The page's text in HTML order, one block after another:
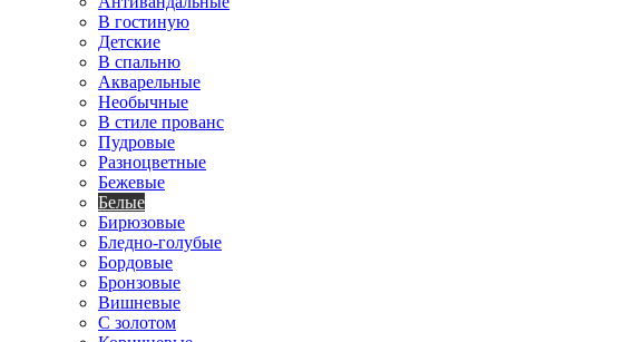
В гостиную
Детские
В спальню
Акварельные
Необычные
В стиле прованс
Пудровые
Разноцветные
Бежевые
Белые
Бирюзовые
Бледно-голубые
Бордовые
Бронзовые
Вишневые
С золотом